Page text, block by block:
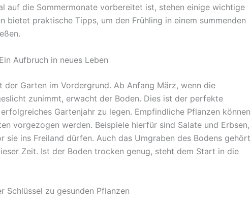
auf die Sommermonate vorbereitet ist, stehen einige wichtige
bietet praktische Tipps, um den Frühling in einem summenden
Aufbruch in neues Leben
der Garten im Vordergrund. Ab Anfang März, wenn die
zunimmt, erwacht der Boden. Dies ist der perfekte
Gartenjahr zu legen. Empfindliche Pflanzen können
vorgezogen werden. Beispiele hierfür sind Salate und Erbsen,
sie ins Freiland dürfen. Auch das Umgraben des Bodens gehört
Zeit. Ist der Boden trocken genug, steht dem Start in die
Schlüssel zu gesunden Pflanzen